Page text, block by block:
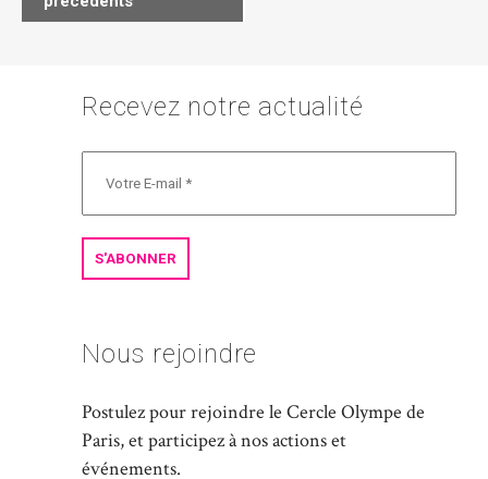
de
Évènements
Recevez notre actualité
Nous rejoindre
Postulez pour rejoindre le Cercle Olympe de
Paris, et participez à nos actions et
événements.